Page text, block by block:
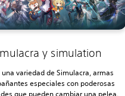
y simulation
variedad de Simulacra, armas
especiales con poderosas
que pueden cambiar una pelea.